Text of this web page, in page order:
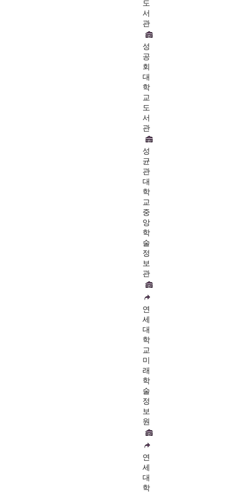
도
서
관
성
공
회
대
학
교
도
서
관
성
균
관
대
학
교
중
앙
학
술
정
보
관
연
세
대
학
교
미
래
학
술
정
보
원
연
세
대
학